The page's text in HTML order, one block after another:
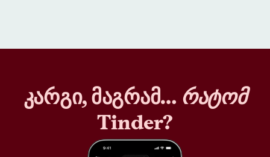
კარგი, მაგრამ… რატომ
Tinder?